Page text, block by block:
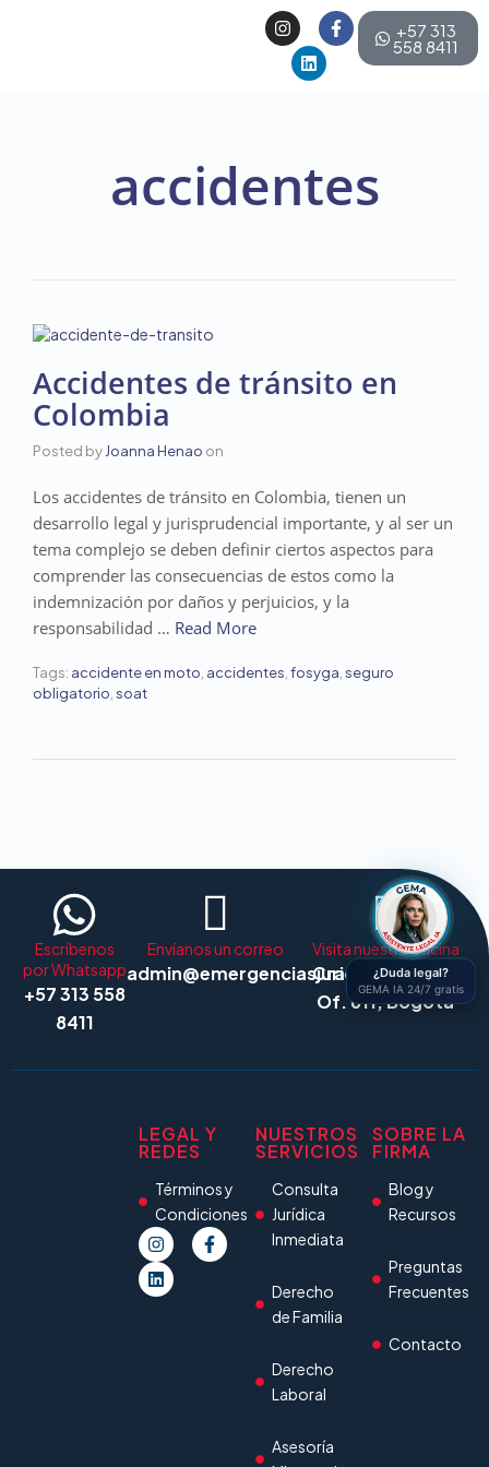
+57 313
558 8411
accidentes
Accidentes de tránsito en
Colombia
Posted by Joanna Henao on
Los accidentes de tránsito en Colombia, tienen un
desarrollo legal y jurisprudencial importante, y al ser un
tema complejo se deben definir ciertos aspectos para
comprender las consecuencias de estos como la
indemnización por daños y perjuicios, y la
responsabilidad … Read More
Tags: accidente en moto accidentes fosyga seguro
obligatorio soat
Escríbenos
por Whatsapp
+57 313 558
8411
Envíanos un correo
admin@emergenciasjuridicas.com
Visita nuestra oficina
Cra 15 # 104 - 26
Of. 611, Bogotá
LEGAL Y
REDES
Términos y
Condiciones
NUESTROS
SERVICIOS
Consulta
Jurídica
Inmediata
Derecho
de Familia
Derecho
Laboral
Asesoría
SOBRE LA
FIRMA
Blog y
Recursos
Preguntas
Frecuentes
Contacto
¿Duda legal?
GEMA IA 24/7 gratis